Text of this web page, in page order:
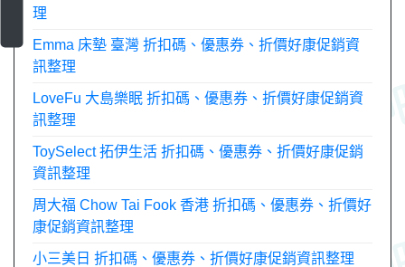
理
Emma 床墊 臺灣 折扣碼、優惠券、折價好康促銷資
訊整理
LoveFu 大島樂眠 折扣碼、優惠券、折價好康促銷資
訊整理
ToySelect 拓伊生活 折扣碼、優惠券、折價好康促銷
資訊整理
周大福 Chow Tai Fook 香港 折扣碼、優惠券、折價好
康促銷資訊整理
小三美日 折扣碼、優惠券、折價好康促銷資訊整理